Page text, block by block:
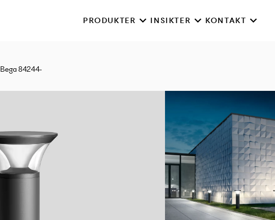
PRODUKTER INSIKTER KONTAKT
Bega 84244-